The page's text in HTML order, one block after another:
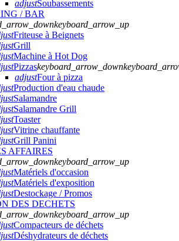
adjustSoubassements
/ BAR
keyboard_arrow_up
Friteuse à Beignets
Grill
Machine à Hot Dog
Pizzaskeyboard_arrow_down
adjustFour à pizza
Production d'eau chaude
Salamandre
Salamandre Grill
Toaster
Vitrine chauffante
Grill Panini
AFFAIRES
keyboard_arrow_up
Matériels d'occasion
Matériels d'exposition
Destockage / Promos
DES DECHETS
keyboard_arrow_up
Compacteurs de déchets
Déshydrateurs de déchets